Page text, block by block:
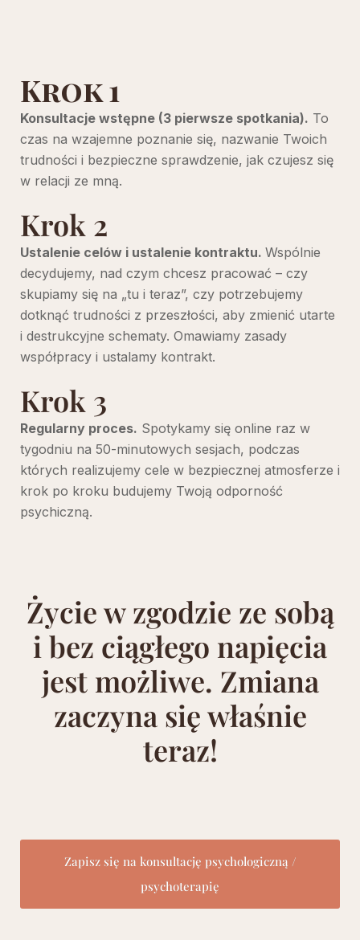
Krok 1
Konsultacje wstępne (3 pierwsze spotkania). To
czas na wzajemne poznanie się, nazwanie Twoich
trudności i bezpieczne sprawdzenie, jak czujesz się
w relacji ze mną.
Krok 2
Ustalenie celów i ustalenie kontraktu. Wspólnie
decydujemy, nad czym chcesz pracować – czy
skupiamy się na „tu i teraz”, czy potrzebujemy
dotknąć trudności z przeszłości, aby zmienić utarte
i destrukcyjne schematy. Omawiamy zasady
współpracy i ustalamy kontrakt.
Krok 3
Regularny proces. Spotykamy się online raz w
tygodniu na 50-minutowych sesjach, podczas
których realizujemy cele w bezpiecznej atmosferze i
krok po kroku budujemy Twoją odporność
psychiczną.
Życie w zgodzie ze sobą
i bez ciągłego napięcia
jest możliwe. Zmiana
zaczyna się właśnie
teraz!
Zapisz się na konsultację psychologiczną /
psychoterapię